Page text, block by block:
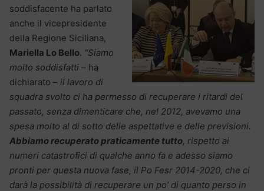
soddisfacente ha parlato
anche il vicepresidente
della Regione Siciliana,
Mariella Lo Bello. “Siamo
molto soddisfatti – ha
dichiarato – il lavoro di
squadra svolto ci ha permesso di recuperare i ritardi del
passato, senza dimenticare che, nel 2012, avevamo una
spesa molto al di sotto delle aspettative e delle previsioni.
Abbiamo recuperato praticamente tutto, rispetto ai
numeri catastrofici di qualche anno fa e adesso siamo
pronti per questa nuova fase, il Po Fesr 2014-2020, che ci
darà la possibilità di recuperare un po’ di quanto perso in